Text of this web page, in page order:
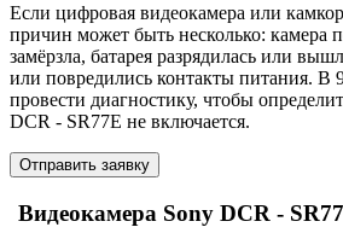
Если цифровая видеокамера или
причин может быть несколько: камера
замёрзла, батарея разрядилась или
или повредились контакты питания. В
провести диагностику, чтобы
DCR - SR77E не включается.
Отправить заявку
Видеокамера Sony DCR -